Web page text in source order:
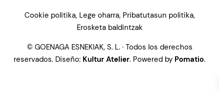
Cookie politika, Lege oharra, Pribatutasun politika,
Erosketa baldintzak
© GOENAGA ESNEKIAK, S. L. · Todos los derechos
reservados. Diseño: Kultur Atelier. Powered by Pomatio.